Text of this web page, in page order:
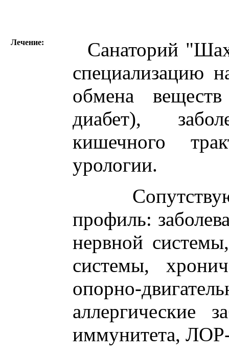
Лечение:
Санаторий
специализацию
обмена
диабет),
кишечного
урологии.
профиль:
нервной
системы,
опорно-
аллергические
иммунитета, ЛОР-